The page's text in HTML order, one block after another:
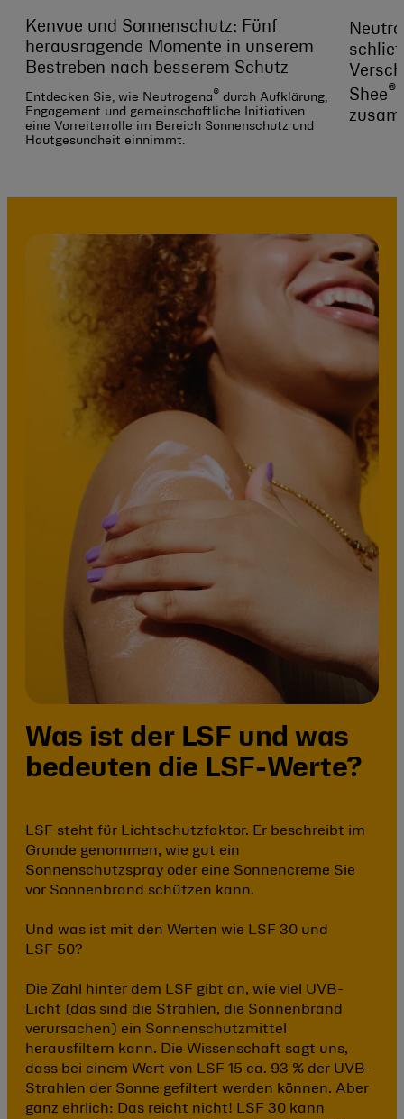
Kenvue und Sonnenschutz: Fünf
herausragende Momente in unserem
Bestreben nach besserem Schutz
Entdecken Sie, wie Neutrogena® durch Aufklärung,
Engagement und gemeinschaftliche Initiativen
eine Vorreiterrolle im Bereich Sonnenschutz und
Hautgesundheit einnimmt.
Shee®
Was ist der LSF und was
bedeuten die LSF-Werte?
LSF steht für Lichtschutzfaktor. Er beschreibt im
Grunde genommen, wie gut ein
Sonnenschutzspray oder eine Sonnencreme Sie
vor Sonnenbrand schützen kann.
Und was ist mit den Werten wie LSF 30 und
LSF 50?
Die Zahl hinter dem LSF gibt an, wie viel UVB-
Licht (das sind die Strahlen, die Sonnenbrand
verursachen) ein Sonnenschutzmittel
herausfiltern kann. Die Wissenschaft sagt uns,
dass bei einem Wert von LSF 15 ca. 93 % der UVB-
Strahlen der Sonne gefiltert werden können. Aber
ganz ehrlich: Das reicht nicht! LSF 30 kann